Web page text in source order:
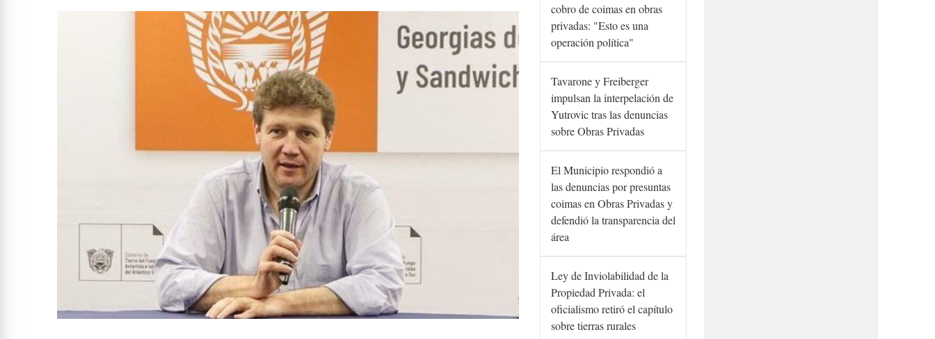
cobro de coimas en obras
privadas: "Esto es una
operación política"
Tavarone y Freiberger
impulsan la interpelación de
Yutrovic tras las denuncias
sobre Obras Privadas
El Municipio respondió a
las denuncias por presuntas
coimas en Obras Privadas y
defendió la transparencia del
área
Ley de Inviolabilidad de la
Propiedad Privada: el
oficialismo retiró el capítulo
sobre tierras rurales